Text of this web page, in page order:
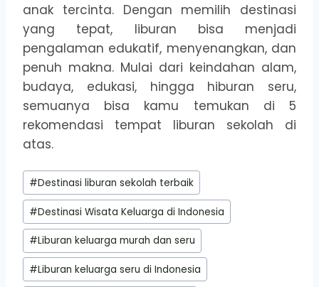
anak tercinta. Dengan memilih destinasi
yang tepat, liburan bisa menjadi
pengalaman edukatif, menyenangkan, dan
penuh makna. Mulai dari keindahan alam,
budaya, edukasi, hingga hiburan seru,
semuanya bisa kamu temukan di 5
rekomendasi tempat liburan sekolah di
atas.
Post
Tags:
#Destinasi liburan sekolah terbaik
#Destinasi Wisata Keluarga di Indonesia
#Liburan keluarga murah dan seru
#Liburan keluarga seru di Indonesia